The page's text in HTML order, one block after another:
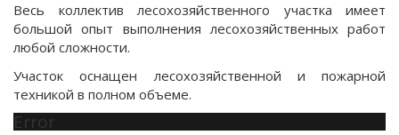
Весь коллектив лесохозяйственного участка имеет
большой опыт выполнения лесохозяйственных работ
любой сложности.
Участок оснащен лесохозяйственной и пожарной
техникой в полном объеме.
Error